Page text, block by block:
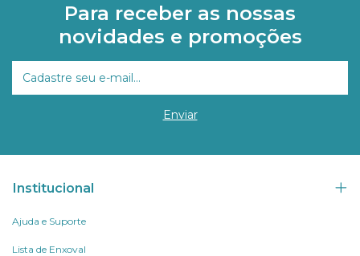
Para receber as nossas
novidades e promoções
Institucional
Ajuda e Suporte
Lista de Enxoval